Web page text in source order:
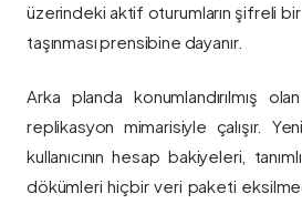
üzerindeki aktif oturumların şifreli
taşınması prensibine dayanır.
Arka planda konumlandırılmış
replikasyon mimarisiyle çalışır.
kullanıcının hesap bakiyeleri,
dökümleri hiçbir veri paketi